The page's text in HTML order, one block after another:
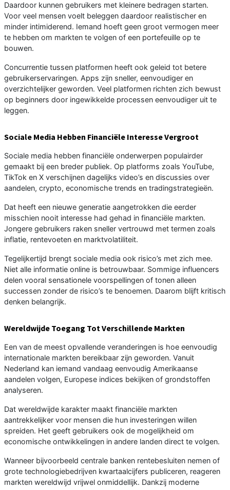
Daardoor kunnen gebruikers met kleinere bedragen starten.
Voor veel mensen voelt beleggen daardoor realistischer en
minder intimiderend. Iemand hoeft geen groot vermogen meer
te hebben om markten te volgen of een portefeuille op te
bouwen.
Concurrentie tussen platformen heeft ook geleid tot betere
gebruikerservaringen. Apps zijn sneller, eenvoudiger en
overzichtelijker geworden. Veel platformen richten zich bewust
op beginners door ingewikkelde processen eenvoudiger uit te
leggen.
Sociale Media Hebben Financiële Interesse Vergroot
Sociale media hebben financiële onderwerpen populairder
gemaakt bij een breder publiek. Op platforms zoals YouTube,
TikTok en X verschijnen dagelijks video’s en discussies over
aandelen, crypto, economische trends en tradingstrategieën.
Dat heeft een nieuwe generatie aangetrokken die eerder
misschien nooit interesse had gehad in financiële markten.
Jongere gebruikers raken sneller vertrouwd met termen zoals
inflatie, rentevoeten en marktvolatiliteit.
Tegelijkertijd brengt sociale media ook risico’s met zich mee.
Niet alle informatie online is betrouwbaar. Sommige influencers
delen vooral sensationele voorspellingen of tonen alleen
successen zonder de risico’s te benoemen. Daarom blijft kritisch
denken belangrijk.
Wereldwijde Toegang Tot Verschillende Markten
Een van de meest opvallende veranderingen is hoe eenvoudig
internationale markten bereikbaar zijn geworden. Vanuit
Nederland kan iemand vandaag eenvoudig Amerikaanse
aandelen volgen, Europese indices bekijken of grondstoffen
analyseren.
Dat wereldwijde karakter maakt financiële markten
aantrekkelijker voor mensen die hun investeringen willen
spreiden. Het geeft gebruikers ook de mogelijkheid om
economische ontwikkelingen in andere landen direct te volgen.
Wanneer bijvoorbeeld centrale banken rentebesluiten nemen of
grote technologiebedrijven kwartaalcijfers publiceren, reageren
markten wereldwijd vrijwel onmiddellijk. Dankzij moderne